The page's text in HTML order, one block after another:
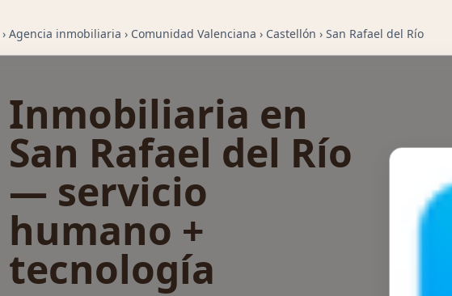
› Agencia inmobiliaria › Comunidad Valenciana › Castellón › San Rafael del Río
Inmobiliaria en
San Rafael del Río
— servicio
humano +
tecnología